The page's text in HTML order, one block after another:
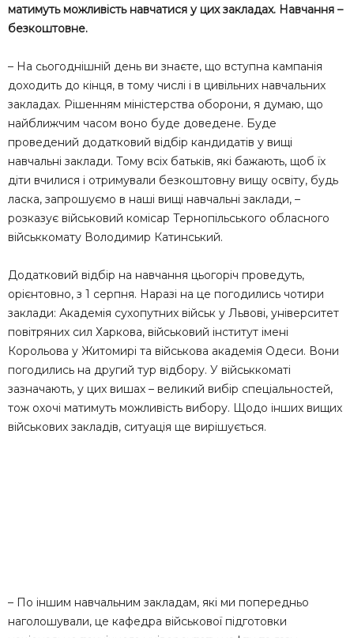
матимуть можливість навчатися у цих закладах. Навчання –
безкоштовне.
– На сьогоднішній день ви знаєте, що вступна кампанія
доходить до кінця, в тому числі і в цивільних навчальних
закладах. Рішенням міністерства оборони, я думаю, що
найближчим часом воно буде доведене. Буде
проведений додатковий відбір кандидатів у вищі
навчальні заклади. Тому всіх батьків, які бажають, щоб їх
діти вчилися і отримували безкоштовну вищу освіту, будь
ласка, запрошуємо в наші вищі навчальні заклади, –
розказує військовий комісар Тернопільського обласного
військкомату Володимир Катинський.
Додатковий відбір на навчання цьогоріч проведуть,
орієнтовно, з 1 серпня. Наразі на це погодились чотири
заклади: Академія сухопутних військ у Львові, університет
повітряних сил Харкова, військовий інститут імені
Корольова у Житомирі та військова академія Одеси. Вони
погодились на другий тур відбору. У військкоматі
зазначають, у цих вишах – великий вибір спеціальностей,
тож охочі матимуть можливість вибору. Щодо інших вищих
військових закладів, ситуація ще вирішується.
– По іншим навчальним закладам, які ми попередньо
наголошували, це кафедра військової підготовки